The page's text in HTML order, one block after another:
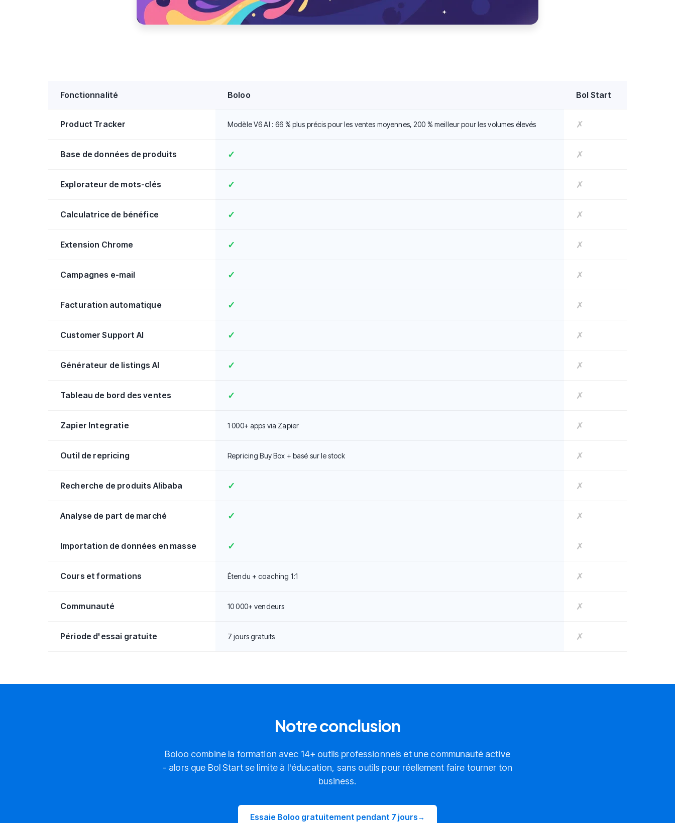
Fonctionnalité Boloo Bol Start
Product Tracker Modèle V6 AI : 66 % plus précis pour les ventes moyennes, 200 % meilleur pour les volumes élevés ✗
Base de données de produits ✓ ✗
Explorateur de mots-clés ✓ ✗
Calculatrice de bénéfice ✓ ✗
Extension Chrome ✓ ✗
Campagnes e-mail ✓ ✗
Facturation automatique ✓ ✗
Customer Support AI ✓ ✗
Générateur de listings AI ✓ ✗
Tableau de bord des ventes ✓ ✗
Zapier Integratie 1 000+ apps via Zapier ✗
Outil de repricing Repricing Buy Box + basé sur le stock ✗
Recherche de produits Alibaba ✓ ✗
Analyse de part de marché ✓ ✗
Importation de données en masse ✓ ✗
Cours et formations Étendu + coaching 1:1 ✗
Communauté 10 000+ vendeurs ✗
Période d'essai gratuite 7 jours gratuits ✗
Notre conclusion
Boloo combine la formation avec 14+ outils professionnels et une communauté active
- alors que Bol Start se limite à l'éducation, sans outils pour réellement faire tourner ton
business.
Essaie Boloo gratuitement pendant 7 jours→